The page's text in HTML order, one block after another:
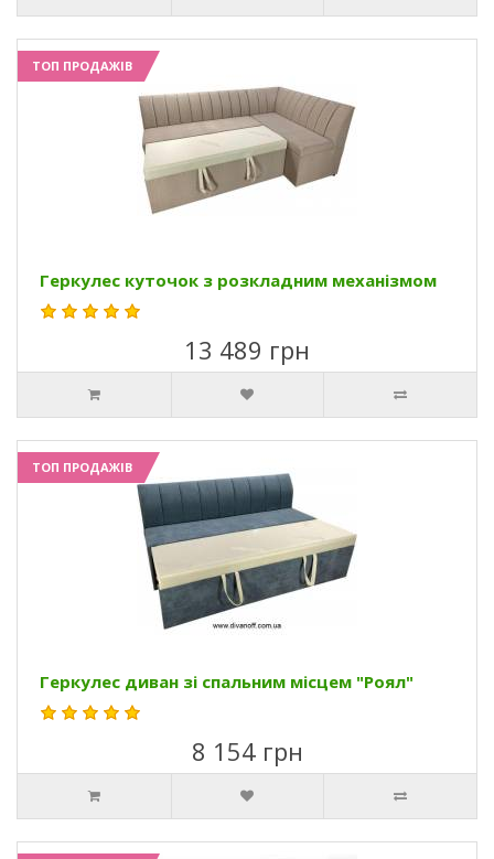
ТОП ПРОДАЖІВ
Геркулес куточок з розкладним механізмом
13 489 грн
ТОП ПРОДАЖІВ
Геркулес диван зі спальним місцем "Роял"
8 154 грн